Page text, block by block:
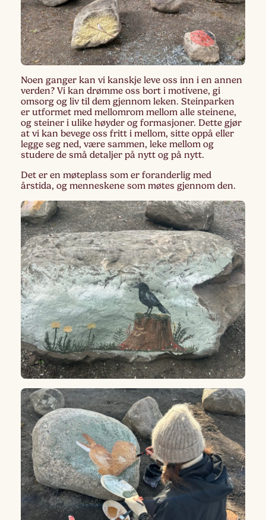
Noen ganger kan vi kanskje leve oss inn i en annen
verden? Vi kan drømme oss bort i motivene, gi
omsorg og liv til dem gjennom leken. Steinparken
er utformet med mellomrom mellom alle steinene,
og steiner i ulike høyder og formasjoner. Dette gjør
at vi kan bevege oss fritt i mellom, sitte oppå eller
legge seg ned, være sammen, leke mellom og
studere de små detaljer på nytt og på nytt.
Det er en møteplass som er foranderlig med
årstida, og menneskene som møtes gjennom den.